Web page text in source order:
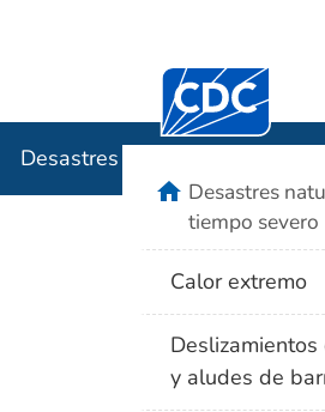
Centros para el
Desastres naturales y tiempo
homeDesastres
tiempo severo
Calor extremo
y aludes de